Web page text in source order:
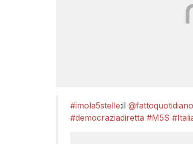
#imola5stelle:il @fattoquotidiano
#democraziadiretta #M5S